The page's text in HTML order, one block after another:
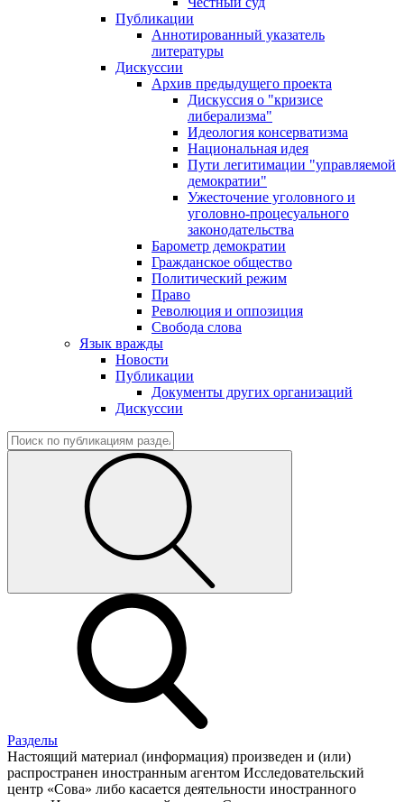
Публикации
Аннотированный указатель
литературы
Дискуссии
Архив предыдущего проекта
Дискуссия о "кризисе
либерализма"
Идеология консерватизма
Национальная идея
Пути легитимации "управляемой
демократии"
Ужесточение уголовного и
уголовно-процесуального
законодательства
Барометр демократии
Гражданское общество
Политический режим
Право
Революция и оппозиция
Свобода слова
Язык вражды
Новости
Публикации
Документы других организаций
Дискуссии
Разделы
Настоящий материал (информация) произведен и (или)
распространен иностранным агентом Исследовательский
центр «Сова» либо касается деятельности иностранного